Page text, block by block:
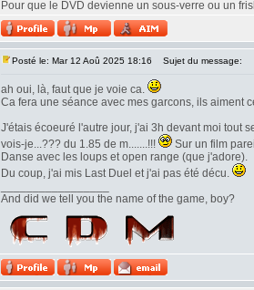
Pour que le DVD devienne un sous-verre ou un
Posté le: Mar 12 Aoû 2025 18:16 Sujet du message:
ah oui, là, faut que je voie ca.
Ca fera une séance avec mes garcons, ils aiment
J'étais écoeuré l'autre jour, j'ai 3h devant moi tout
vois-je...??? du 1.85 de m.......!!!
Sur un film
Danse avec les loups et open range (que j'adore).
Du coup, j'ai mis Last Duel et j'ai pas été décu.
And did we tell you the name of the game, boy?